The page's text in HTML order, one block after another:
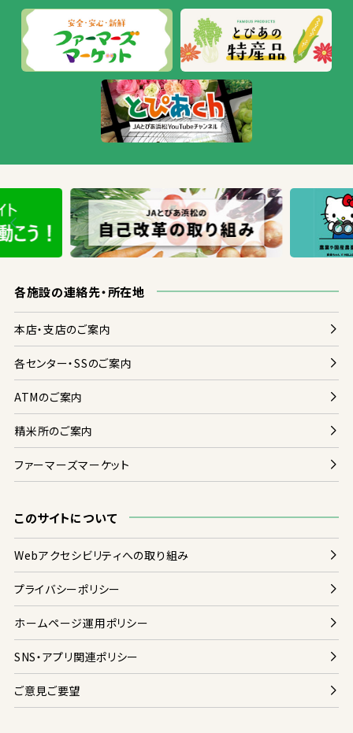
各施設の連絡先・所在地
本店・支店のご案内
各センター・SSのご案内
ATMのご案内
精米所のご案内
ファーマーズマーケット
このサイトについて
Webアクセシビリティへの取り組み
プライバシーポリシー
ホームページ運用ポリシー
SNS・アプリ関連ポリシー
ご意見ご要望